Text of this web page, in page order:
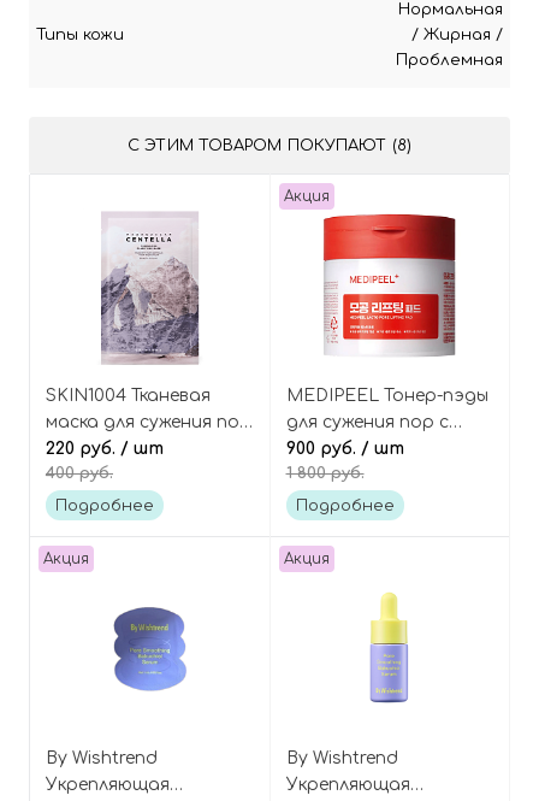
Типы кожи
Нормальная
/ Жирная /
Проблемная
С ЭТИМ ТОВАРОМ ПОКУПАЮТ (8)
SKIN1004 Тканевая
маска для сужения пор
с центеллой и
розовой солью,
Poremizing Clarifying
220 руб. / шт
400 руб.
Подробнее
Акция
MEDIPEEL Тонер-пэды
для сужения пор с
коллагеном и
пробиотиками, Lacto
Pore Lifting Pad
900 руб. / шт
1 800 руб.
Подробнее
Акция
By Wishtrend
Укрепляющая
Акция
By Wishtrend
Укрепляющая